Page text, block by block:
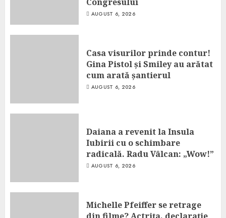
AUGUST 6, 2026
Casa visurilor prinde contur!
Gina Pistol și Smiley au arătat
cum arată șantierul
AUGUST 6, 2026
Daiana a revenit la Insula
Iubirii cu o schimbare
radicală. Radu Vâlcan: „Wow!”
AUGUST 6, 2026
Michelle Pfeiffer se retrage
din filme? Actrița, declarație